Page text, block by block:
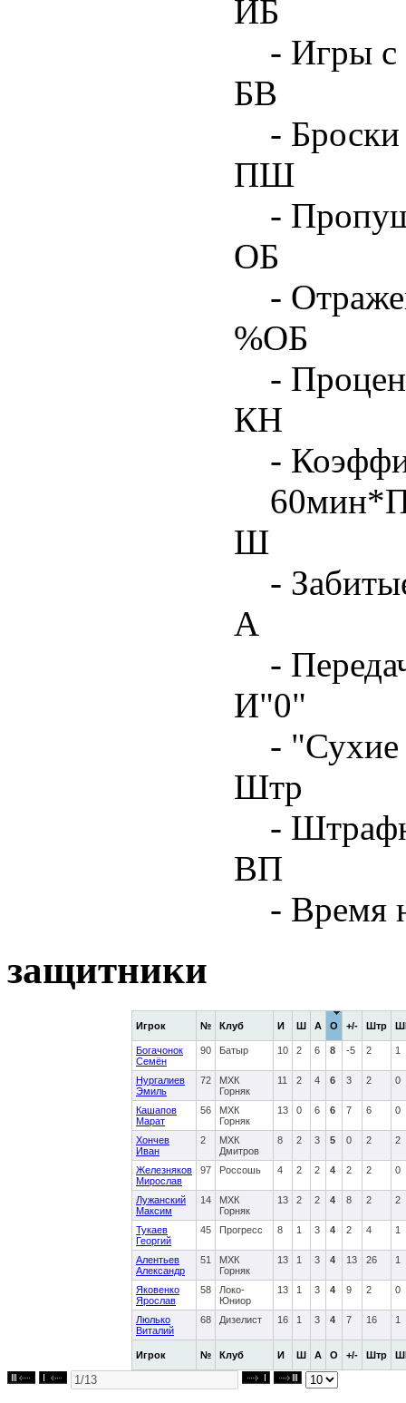
ИБ
- Игры с
БВ
-
ПШ
-
ОБ
-
%ОБ
-
КН
-
Ш
-
А
-
И"0"
-
Штр
-
ВП
- Время
защитники
Игрок № Клуб И Ш А О +/- Штр
Игрок № Клуб И Ш А О +/- Штр
Богачонок
Семён
90 Батыр 10 2 6 8 -5 2 1
Нургалиев
Эмиль
72
МХК
Горняк
11 2 4 6 3 2 0
Кашапов
Марат
56
МХК
Горняк
13 0 6 6 7 6 0
Хончев
Иван
2
МХК
Дмитров
8 2 3 5 0 2 2
Железняков
Мирослав
97 Россошь 4 2 2 4 2 2 0
Лужанский
Максим
14
МХК
Горняк
13 2 2 4 8 2 2
Тукаев
Георгий
45 Прогресс 8 1 3 4 2 4 1
Алентьев
Александр
51
МХК
Горняк
13 1 3 4 13 26 1
Яковенко
Ярослав
58
Локо-
Юниор
13 1 3 4 9 2 0
Люлько
Виталий
68 Дизелист 16 1 3 4 7 16 1